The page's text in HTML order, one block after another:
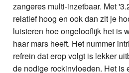
zangeres multi-inzetbaar. Met
relatief hoog en ook dan zit je
luisteren hoe ongelooflijk het is
haar mars heeft. Het nummer
refrein dat erop volgt is lekker
de nodige rockinvloeden. Het is